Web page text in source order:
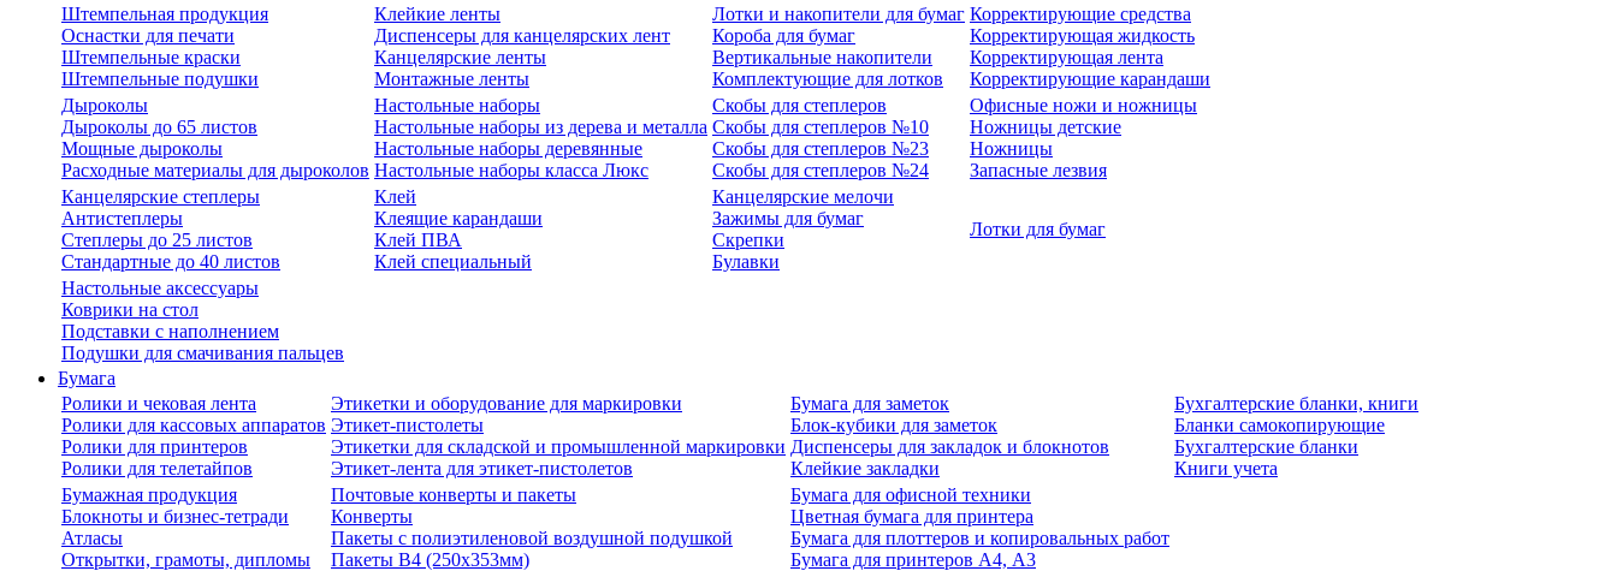
Штемпельная продукция
Оснастки для печати
Штемпельные краски
Штемпельные подушки
Клейкие ленты
Диспенсеры для канцелярских лент
Канцелярские ленты
Монтажные ленты
Лотки и накопители для бумаг
Короба для бумаг
Вертикальные накопители
Комплектующие для лотков
Корректирующие средства
Корректирующая жидкость
Корректирующая лента
Корректирующие карандаши
Дыроколы
Дыроколы до 65 листов
Мощные дыроколы
Расходные материалы для дыроколов
Настольные наборы
Настольные наборы из дерева и металла
Настольные наборы деревянные
Настольные наборы класса Люкс
Скобы для степлеров
Скобы для степлеров №10
Скобы для степлеров №23
Скобы для степлеров №24
Офисные ножи и ножницы
Ножницы детские
Ножницы
Запасные лезвия
Канцелярские степлеры
Антистеплеры
Степлеры до 25 листов
Стандартные до 40 листов
Клей
Клеящие карандаши
Клей ПВА
Клей специальный
Канцелярские мелочи
Зажимы для бумаг
Скрепки
Булавки
Лотки для бумаг
Настольные аксессуары
Коврики на стол
Подставки с наполнением
Подушки для смачивания пальцев
Бумага
Ролики и чековая лента
Ролики для кассовых аппаратов
Ролики для принтеров
Ролики для телетайпов
Этикетки и оборудование для маркировки
Этикет-пистолеты
Этикетки для складской и промышленной маркировки
Этикет-лента для этикет-пистолетов
Бумага для заметок
Блок-кубики для заметок
Диспенсеры для закладок и блокнотов
Клейкие закладки
Бухгалтерские бланки, книги
Бланки самокопирующие
Бухгалтерские бланки
Книги учета
Бумажная продукция
Блокноты и бизнес-тетради
Атласы
Открытки, грамоты, дипломы
Почтовые конверты и пакеты
Конверты
Пакеты с полиэтиленовой воздушной подушкой
Пакеты В4 (250х353мм)
Бумага для офисной техники
Цветная бумага для принтера
Бумага для плоттеров и копировальных работ
Бумага для принтеров А4, А3